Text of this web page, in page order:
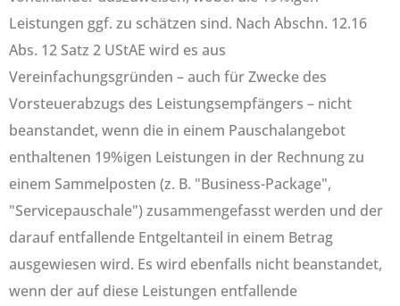
Leistungen ggf. zu schätzen sind. Nach Abschn. 12.16
Abs. 12 Satz 2 UStAE wird es aus
Vereinfachungsgründen – auch für Zwecke des
Vorsteuerabzugs des Leistungsempfängers – nicht
beanstandet, wenn die in einem Pauschalangebot
enthaltenen 19%igen Leistungen in der Rechnung zu
einem Sammelposten (z. B. "Business-Package",
"Servicepauschale") zusammengefasst werden und der
darauf entfallende Entgeltanteil in einem Betrag
ausgewiesen wird. Es wird ebenfalls nicht beanstandet,
wenn der auf diese Leistungen entfallende